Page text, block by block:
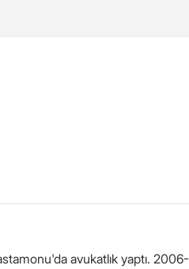
avukatlık yaptı. 2006-